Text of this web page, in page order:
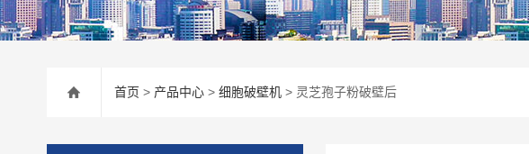
首页 > 产品中心 > 细胞破壁机 > 灵芝孢子粉破壁后